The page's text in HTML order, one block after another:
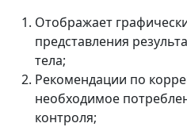
Отображает
представления
тела;
Рекомендации по
необходимое
контроля;